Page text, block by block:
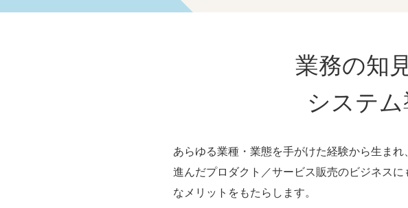
業務の知
システム
あらゆる業種・業態を手がけた経験から生ま
進んだプロダクト／サービス販売のビジネス
なメリットをもたらします。